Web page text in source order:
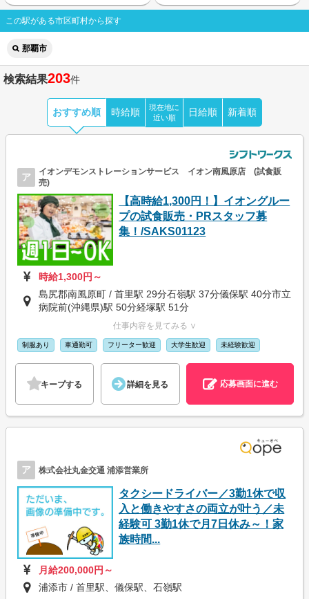
この駅がある市区町村から探す
那覇市
検索結果203件
おすすめ順 時給順
現在地に
近い順
日給順 新着順
ア
イオンデモンストレーションサービス イオン南風原店 (試食販
売)
【高時給1,300円！】イオングルー
プの試食販売・PRスタッフ募
集！/SAKS01123
時給1,300円～
島尻郡南風原町 / 首里駅 29分石嶺駅 37分儀保駅 40分市立
病院前(沖縄県)駅 50分経塚駅 51分
仕事内容を見てみる ∨
制服あり 車通勤可 フリーター歓迎 大学生歓迎 未経験歓迎
キープする 詳細を見る 応募画面に進む
ア 株式会社丸金交通 浦添営業所
タクシードライバー／3勤1休で収
入と働きやすさの両立が叶う／未
経験可 3勤1休で月7日休み～！家
族時間...
月給200,000円～
浦添市 / 首里駅、儀保駅、石嶺駅